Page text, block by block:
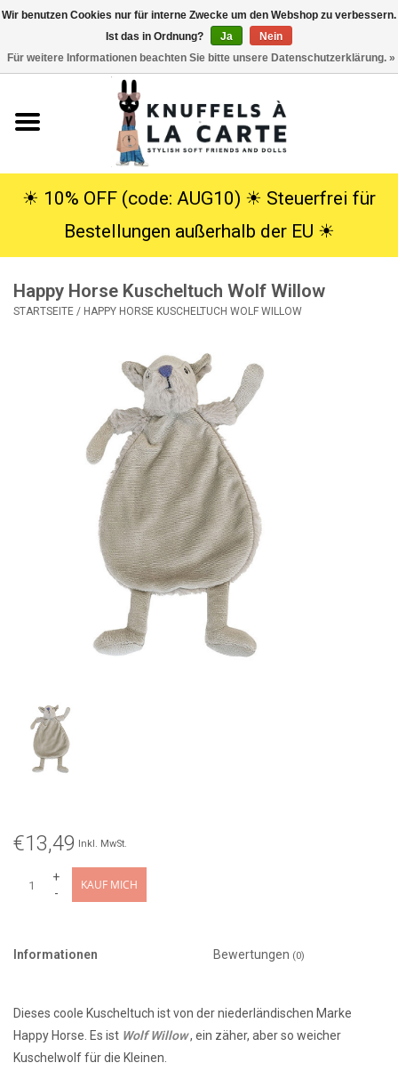
Kuscheltiere
SALE
☀︎ 10% OFF (code: AUG10) ☀︎ Steuerfrei für
Bestellungen außerhalb der EU ☀︎
Happy Horse Kuscheltuch Wolf Willow
STARTSEITE / HAPPY HORSE KUSCHELTUCH WOLF WILLOW
€13,49 Inkl. MwSt.
+
-
KAUF MICH
Informationen Bewertungen (0)
Dieses coole Kuscheltuch ist von der niederländischen Marke
Happy Horse. Es ist Wolf Willow, ein zäher, aber so weicher
Kuschelwolf für die Kleinen.
Wir benutzen Cookies nur für interne Zwecke um den Webshop zu verbessern.
Ist das in Ordnung?
Ja
Nein
Für weitere Informationen beachten Sie bitte unsere Datenschutzerklärung. »